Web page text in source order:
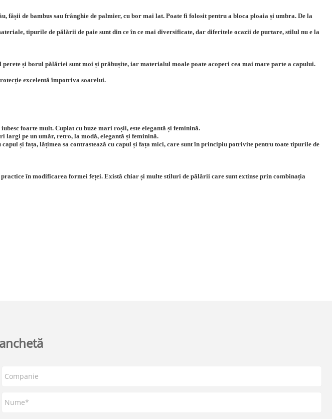
fâșii de bambus sau frânghie de palmier, cu bor mai lat. Poate fi folosit pentru a bloca ploaia și umbra. De la
tipurile de pălării de paie sunt din ce în ce mai diversificate, dar diferitele ocazii de purtare, stilul nu e la
și borul pălăriei sunt moi și prăbușite, iar materialul moale poate acoperi cea mai mare parte a capului.
excelentă împotriva soarelui.
foarte mult. Cuplat cu buze mari roșii, este elegantă și feminină.
largi pe un umăr, retro, la modă, elegantă și feminină.
și fața, lățimea sa contrastează cu capul și fața mici, care sunt în principiu potrivite pentru toate tipurile de
în modificarea formei feței. Există chiar și multe stiluri de pălării care sunt extinse prin combinația